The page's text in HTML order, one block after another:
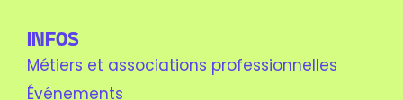
Infos
Métiers et associations professionnelles
Événements